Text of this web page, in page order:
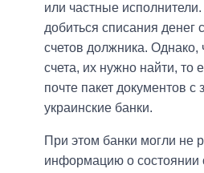
или частные
добиться списания денег
счетов должника. Однако,
счета, их нужно найти, то
почте пакет документов с
украинские банки.
При этом банки могли не
информацию о состоянии